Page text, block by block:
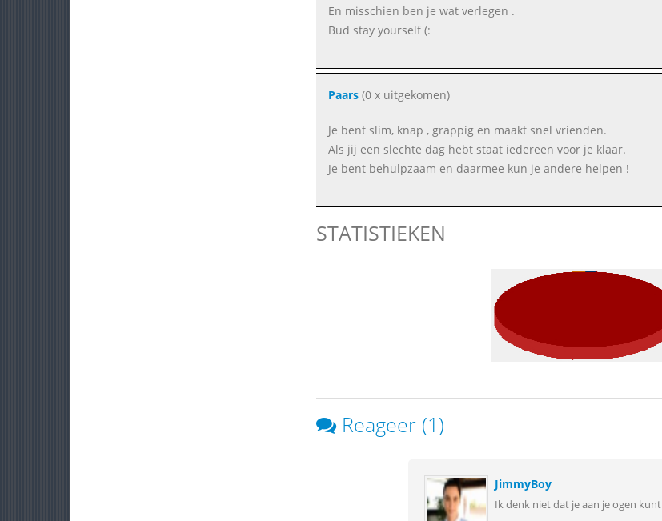
En misschien ben je wat verlegen .
Bud stay yourself (:
Paars(0 x uitgekomen)
Je bent slim, knap , grappig en maakt snel vrienden.
Als jij een slechte dag hebt staat iedereen voor je klaar.
Je bent behulpzaam en daarmee kun je andere helpen !
STATISTIEKEN
Reageer (1)
JimmyBoy
Ik denk niet dat je aan je ogen